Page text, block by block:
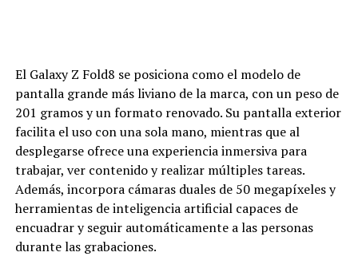
El Galaxy Z Fold8 se posiciona como el modelo de
pantalla grande más liviano de la marca, con un peso de
201 gramos y un formato renovado. Su pantalla exterior
facilita el uso con una sola mano, mientras que al
desplegarse ofrece una experiencia inmersiva para
trabajar, ver contenido y realizar múltiples tareas.
Además, incorpora cámaras duales de 50 megapíxeles y
herramientas de inteligencia artificial capaces de
encuadrar y seguir automáticamente a las personas
durante las grabaciones.